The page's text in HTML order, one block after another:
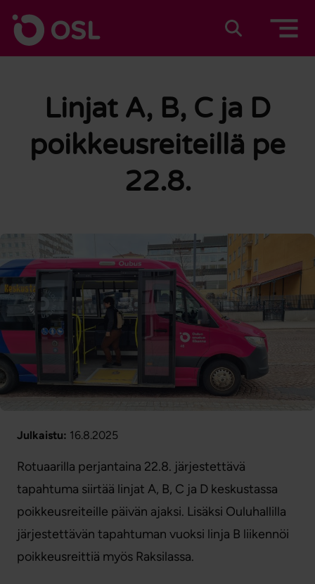
Etusivulle
Linjat A, B, C ja D
poikkeusreiteillä pe
22.8.
Julkaistu: 16.8.2025
Rotuaarilla perjantaina 22.8. järjestettävä
tapahtuma siirtää linjat A, B, C ja D keskustassa
poikkeusreiteille päivän ajaksi. Lisäksi Ouluhallilla
järjestettävän tapahtuman vuoksi linja B liikennöi
poikkeusreittiä myös Raksilassa.